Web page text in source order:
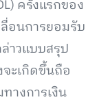
ครั้งแรกของ
อนการยอมรับ
าวแบบสรุป
ะเกิดขึ้นถือ
างการเงิน